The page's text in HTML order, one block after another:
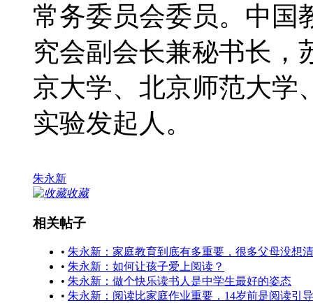
常务委员会委员。中国
究会副会长兼秘书长，
京大学、北京师范大学
实验发起人。
朱永新
收藏
相关帖子
• 朱永新：家庭教育到底有多重要，很多父母没想
• 朱永新：如何让孩子爱上阅读？
• 朱永新：做个快乐读书人是中学生最好的姿态
• 朱永新：阅读比家庭作业重要，14岁前是阅读引